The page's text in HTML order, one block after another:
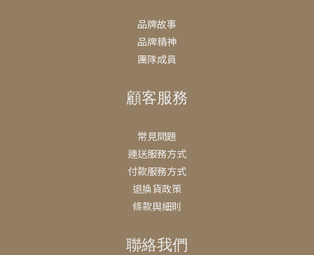
品牌故事
品牌精神
團隊成員
顧客服務
常見問題
運送服務方式
付款服務方式
退換貨政策
條款與細則
聯絡我們